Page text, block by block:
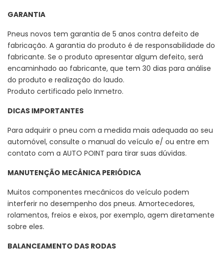
GARANTIA
Pneus novos tem garantia de 5 anos contra defeito de
fabricação. A garantia do produto é de responsabilidade do
fabricante. Se o produto apresentar algum defeito, será
encaminhado ao fabricante, que tem 30 dias para análise
do produto e realização do laudo.
Produto certificado pelo Inmetro.
DICAS IMPORTANTES
Para adquirir o pneu com a medida mais adequada ao seu
automóvel, consulte o manual do veículo e/ ou entre em
contato com a AUTO POINT para tirar suas dúvidas.
MANUTENÇÃO MECÂNICA PERIÓDICA
Muitos componentes mecânicos do veículo podem
interferir no desempenho dos pneus. Amortecedores,
rolamentos, freios e eixos, por exemplo, agem diretamente
sobre eles.
BALANCEAMENTO DAS RODAS